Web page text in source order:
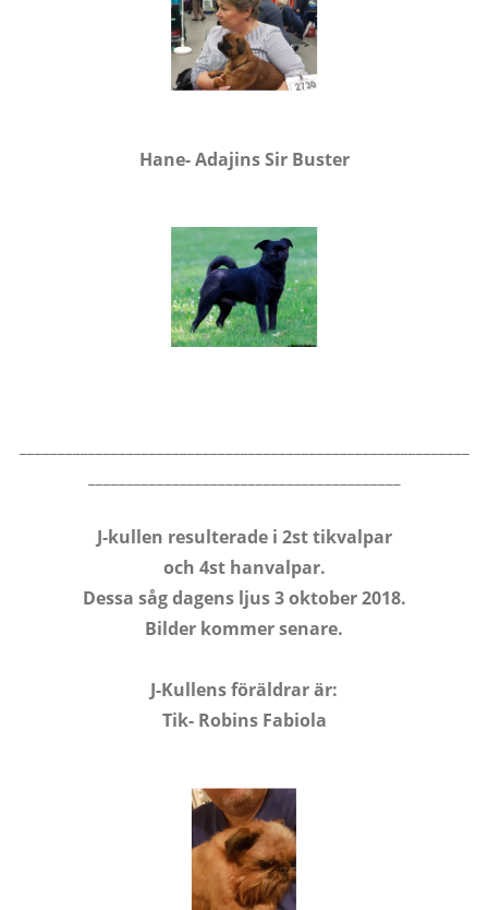
Hane- Adajins Sir Buster
J-kullen resulterade i 2st tikvalpar
och 4st hanvalpar.
Dessa såg dagens ljus 3 oktober 2018.
Bilder kommer senare.
J-Kullens föräldrar är:
Tik- Robins Fabiola